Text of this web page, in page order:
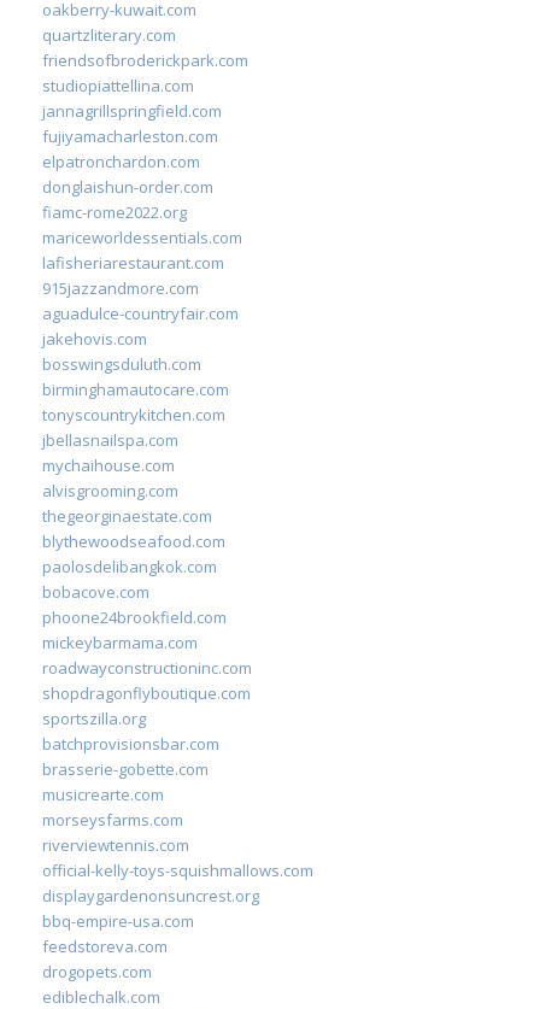
oakberry-kuwait.com
quartzliterary.com
friendsofbroderickpark.com
studiopiattellina.com
jannagrillspringfield.com
fujiyamacharleston.com
elpatronchardon.com
donglaishun-order.com
fiamc-rome2022.org
mariceworldessentials.com
lafisheriarestaurant.com
915jazzandmore.com
aguadulce-countryfair.com
jakehovis.com
bosswingsduluth.com
birminghamautocare.com
tonyscountrykitchen.com
jbellasnailspa.com
mychaihouse.com
alvisgrooming.com
thegeorginaestate.com
blythewoodseafood.com
paolosdelibangkok.com
bobacove.com
phoone24brookfield.com
mickeybarmama.com
roadwayconstructioninc.com
shopdragonflyboutique.com
sportszilla.org
batchprovisionsbar.com
brasserie-gobette.com
musicrearte.com
morseysfarms.com
riverviewtennis.com
official-kelly-toys-squishmallows.com
displaygardenonsuncrest.org
bbq-empire-usa.com
feedstoreva.com
drogopets.com
ediblechalk.com